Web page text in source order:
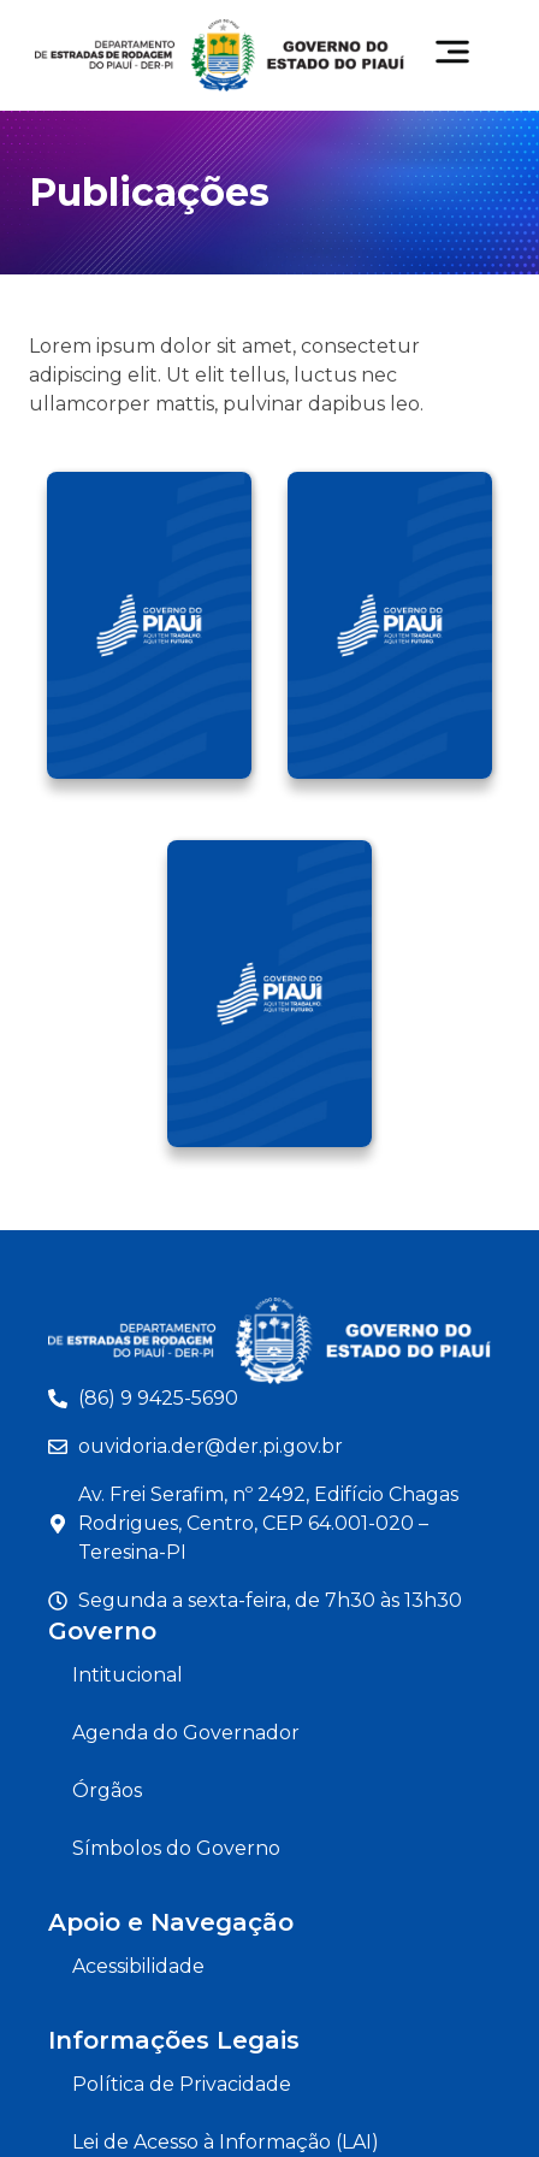
Publicações
Lorem ipsum dolor sit amet, consectetur
adipiscing elit. Ut elit tellus, luctus nec
ullamcorper mattis, pulvinar dapibus leo.
(86) 9 9425-5690
ouvidoria.der@der.pi.gov.br
Av. Frei Serafim, nº 2492, Edifício Chagas
Rodrigues, Centro, CEP 64.001-020 –
Teresina-PI
Segunda a sexta-feira, de 7h30 às 13h30
Governo
Intitucional
Agenda do Governador
Órgãos
Símbolos do Governo
Apoio e Navegação
Acessibilidade
Informações Legais
Política de Privacidade
Lei de Acesso à Informação (LAI)